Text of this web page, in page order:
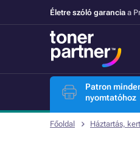
Életre szóló garancia a
Patron
nyomtatóhoz
Főoldal Háztartás,